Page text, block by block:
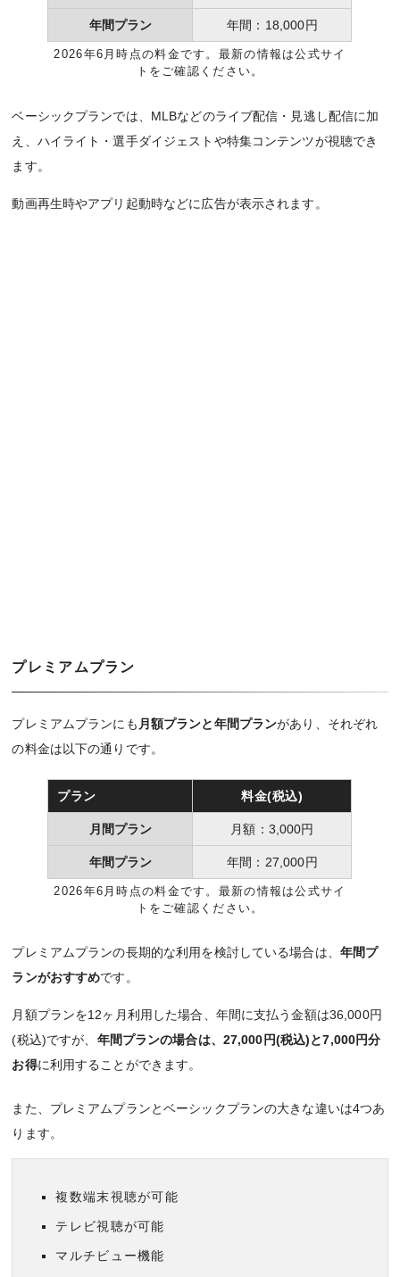
年間プラン 年間：18,000円
2026年6月時点の料金です。最新の情報は公式サイ
トをご確認ください。
ベーシックプランでは、MLBなどのライブ配信・見逃し配信に加
え、ハイライト・選手ダイジェストや特集コンテンツが視聴でき
ます。
動画再生時やアプリ起動時などに広告が表示されます。
プレミアムプラン
プレミアムプランにも 月額プランと年間プランがあり、それぞれ
の料金は以下の通りです。
プラン 料金(税込)
月間プラン 月額：3,000円
年間プラン 年間：27,000円
2026年6月時点の料金です。最新の情報は公式サイ
トをご確認ください。
プレミアムプランの長期的な利用を検討している場合は、 年間プ
ランがおすすめです。
月額プランを12ヶ月利用した場合、年間に支払う金額は36,000円
(税込)ですが、 年間プランの場合は、27,000円(税込)と7,000円分
お得に利用することができます。
また、プレミアムプランとベーシックプランの大きな違いは4つあ
ります。
複数端末視聴が可能
テレビ視聴が可能
マルチビュー機能